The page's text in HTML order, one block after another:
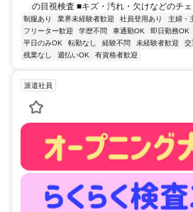
の目視検査 ■キズ・汚れ・欠けなどのチ
制服あり 業界未経験者歓迎 社員登用あり 主婦・
フリーター歓迎
学歴不問 車通勤OK 即日勤務OK
平日のみOK
転勤なし 経験不問 未経験者歓迎 交
残業なし
週払いOK 有資格者歓迎
派遣社員